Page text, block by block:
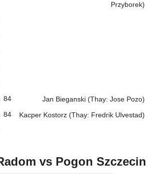
Przyborek)
Jan Bieganski (Thay: Jose Pozo)
84
Kacper Kostorz (Thay: Fredrik Ulvestad)
84
vs Pogon Szczecin